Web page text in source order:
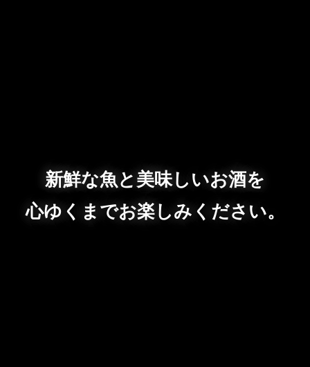
新鮮な魚と美味しいお酒を
心ゆくまでお楽しみください。